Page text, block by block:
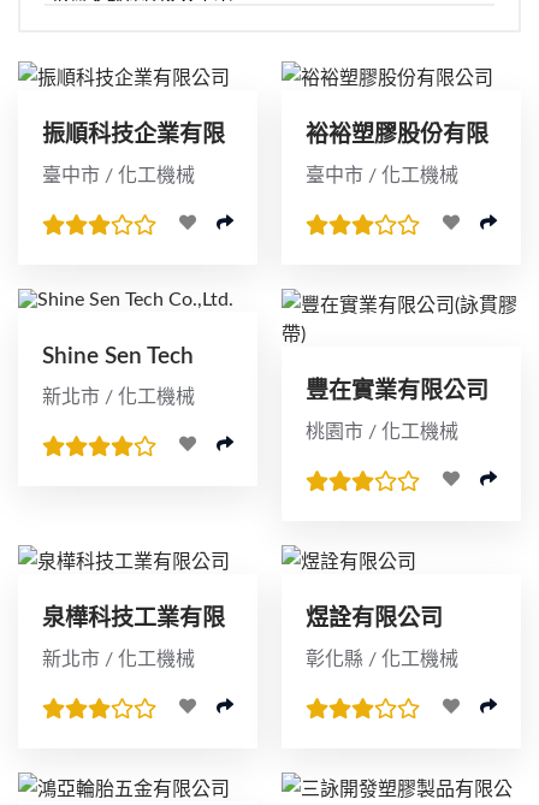
振順科技企業有限
公司
臺中市 / 化工機械
裕裕塑膠股份有限
公司
臺中市 / 化工機械
Shine Sen Tech
Co.,Ltd.
新北市 / 化工機械
豐在實業有限公司
(詠貫膠帶)
桃園市 / 化工機械
泉樺科技工業有限
公司
新北市 / 化工機械
煜詮有限公司
彰化縣 / 化工機械